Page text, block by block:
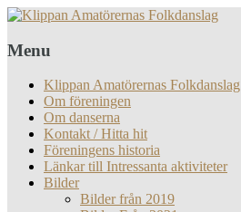
Menu
Klippan Amatörernas Folkdanslag
Om föreningen
Om danserna
Kontakt / Hitta hit
Föreningens historia
Länkar till Intressanta aktiviteter
Bilder
Bilder från 2019